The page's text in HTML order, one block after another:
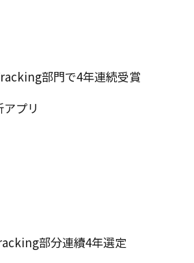
部門で4年連続受賞
プリ
部分連續4年選定